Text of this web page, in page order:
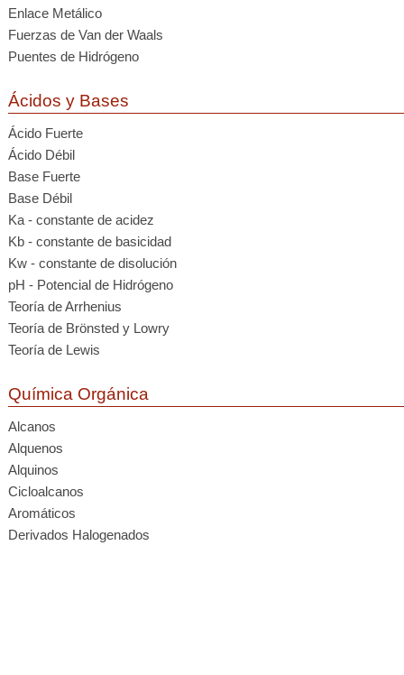
Enlace Metálico
Fuerzas de Van der Waals
Puentes de Hidrógeno
Ácidos y Bases
Ácido Fuerte
Ácido Débil
Base Fuerte
Base Débil
Ka - constante de acidez
Kb - constante de basicidad
Kw - constante de disolución
pH - Potencial de Hidrógeno
Teoría de Arrhenius
Teoría de Brönsted y Lowry
Teoría de Lewis
Química Orgánica
Alcanos
Alquenos
Alquinos
Cicloalcanos
Aromáticos
Derivados Halogenados